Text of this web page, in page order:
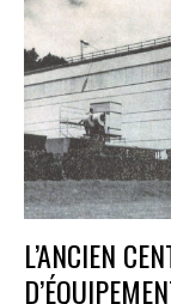
L’ANCIEN